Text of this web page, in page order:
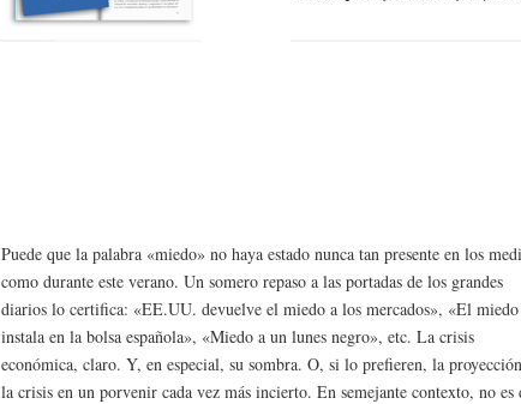
Puede que la palabra «miedo» no haya estado nunca tan presente en los
como durante este verano. Un somero repaso a las portadas de los grandes
diarios lo certifica: «EE.UU. devuelve el miedo a los mercados», «El miedo
instala en la bolsa española», «Miedo a un lunes negro», etc. La crisis
económica, claro. Y, en especial, su sombra. O, si lo prefieren, la
la crisis en un porvenir cada vez más incierto. En semejante contexto, no es